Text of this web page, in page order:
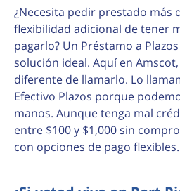
¿Necesita pedir prestado más
flexibilidad adicional de tener
pagarlo? Un Préstamo a
solución ideal. Aquí en
diferente de llamarlo. Lo
Efectivo Plazos porque
manos. Aunque tenga mal
entre $100 y $1,000 sin
con opciones de pago flexibles.